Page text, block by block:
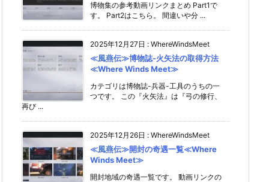
博物集の参考動画リンクまとめ Part1で
す。 Part2はこちら。 間違いや分 ...
2025年12月27日 : WhereWindsMeet
≪風燕伝≫博物誌-火矢法の取得方法
≪Where Winds Meet≫
カテゴリは博物誌-兵器-工具のうちの一
つです。 この『火矢法』は『弓の修行、
再び ...
2025年12月26日 : WhereWindsMeet
≪風燕伝≫開封の奇遇一覧≪Where
Winds Meet≫
開封地域の奇遇一覧です。 動画リンクの